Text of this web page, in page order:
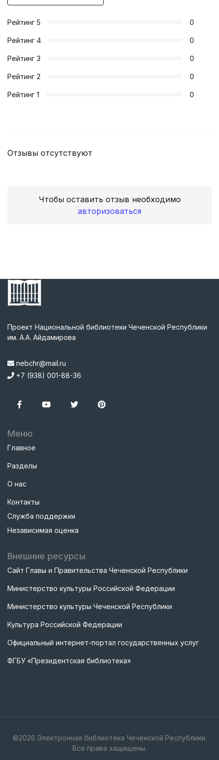
Рейтинг 5 0
Рейтинг 4 0
Рейтинг 3 0
Рейтинг 2 0
Рейтинг 1 0
Отзывы отсутствуют
Чтобы оставить отзыв необходимо
авторизоваться
Проект Национальной библиотеки Чеченской Республики
им. А.А. Айдамирова
nebchr@mail.ru
+7 (938) 001-88-36
Меню
Главное
Разделы
О нас
Контакты
Служба поддержки
Независимая оценка
Внешние ресурсы
Сайт Главы и Правительства Чеченской Республики
Министерство культуры Российской Федерации
Министерство культуры Чеченской Республики
Культура Российской Федерации
Официальный интернет-портал государственных услуг
ФГБУ «Президентская библиотека»
©2026 Электронная библиотека Чеченской Республики.
Все права защищены.